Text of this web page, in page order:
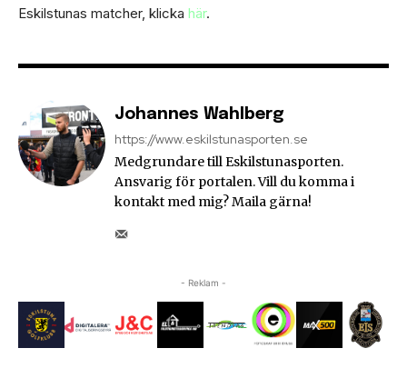
Eskilstunas matcher, klicka här.
Johannes Wahlberg
https://www.eskilstunasporten.se
Medgrundare till Eskilstunasporten.
Ansvarig för portalen. Vill du komma i
kontakt med mig? Maila gärna!
- Reklam -